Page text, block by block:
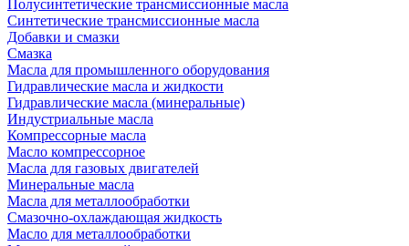
Полусинтетические трансмиссионные масла
Синтетические трансмиссионные масла
Добавки и смазки
Смазка
Масла для промышленного оборудования
Гидравлические масла и жидкости
Гидравлические масла (минеральные)
Индустриальные масла
Компрессорные масла
Масло компрессорное
Масла для газовых двигателей
Минеральные масла
Масла для металлообработки
Смазочно-охлаждающая жидкость
Масло для металлообработки